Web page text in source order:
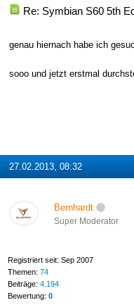
Re: Symbian S60 5th
genau hiernach habe ich
sooo und jetzt erstmal
27.02.2013, 08:32
Bernhardt
Super Moderator
Registriert seit: Sep 2007
Themen: 74
Beiträge: 4.194
Bewertung: 0